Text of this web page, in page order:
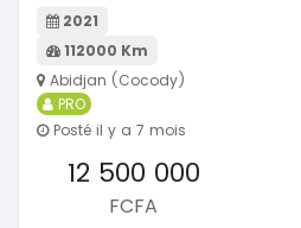
2021
112000 Km
Abidjan (Cocody)
PRO
Posté il y a 7 mois
12 500 000
FCFA